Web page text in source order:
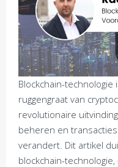
Blockchain-
ruggengraat van
revolutionaire
beheren en
verandert. Dit artikel
blockchain-